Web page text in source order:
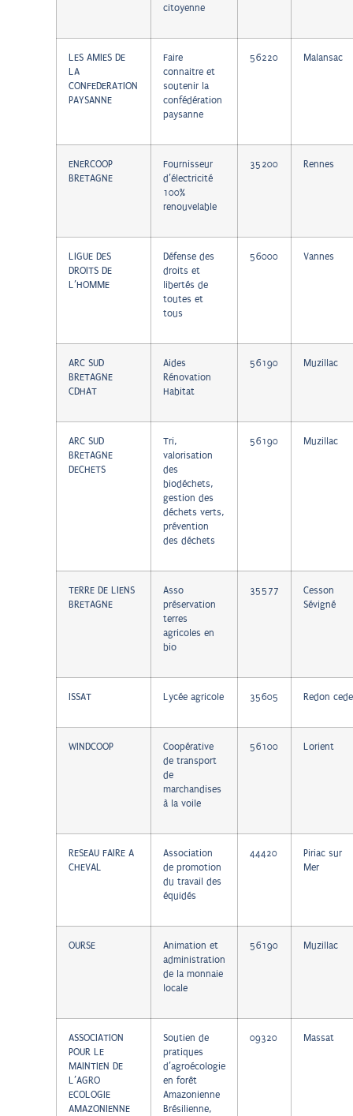
citoyenne
LES AMIES DE
LA
CONFEDERATION
PAYSANNE
Faire
connaitre et
soutenir la
confédération
paysanne
56220 Malansac
ENERCOOP
BRETAGNE
Fournisseur
d’électricité
100%
renouvelable
35200 Rennes
LIGUE DES
DROITS DE
L’HOMME
Défense des
droits et
libertés de
toutes et
tous
56000 Vannes
ARC SUD
BRETAGNE
CDHAT
Aides
Rénovation
Habitat
56190 Muzillac
ARC SUD
BRETAGNE
DECHETS
Tri,
valorisation
des
biodéchets,
gestion des
déchets verts,
prévention
des déchets
56190 Muzillac
TERRE DE LIENS
BRETAGNE
Asso
préservation
terres
agricoles en
bio
35577
Cesson
Sévigné
ISSAT Lycée agricole 35605 Redon
WINDCOOP
Coopérative
de transport
de
marchandises
à la voile
56100 Lorient
RESEAU FAIRE A
CHEVAL
Association
de promotion
du travail des
équidés
44420
Piriac sur
Mer
OURSE
Animation et
administration
de la monnaie
locale
56190 Muzillac
ASSOCIATION
POUR LE
MAINTIEN DE
L’AGRO
ECOLOGIE
AMAZONIENNE
Soutien de
pratiques
d’agroécologie
en forêt
Amazonienne
Brésilienne,
09320 Massat